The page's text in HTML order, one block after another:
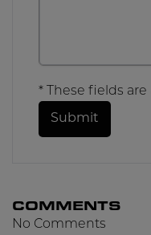
* These fields
Submit
COMMENTS
No Comments